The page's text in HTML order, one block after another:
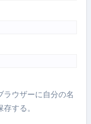
ラウザーに自分の名
する。